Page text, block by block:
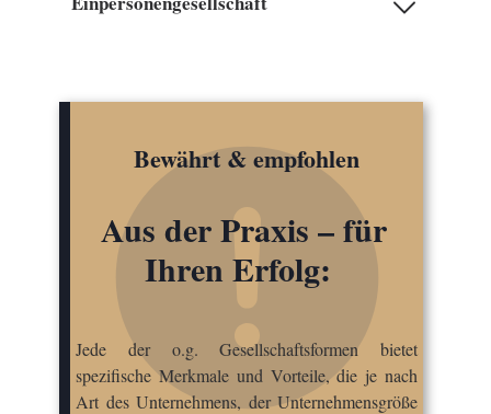
Bewährt & empfohlen
Aus der Praxis – für
Ihren Erfolg:
Jede der o.g. Gesellschaftsformen bietet
spezifische Merkmale und Vorteile, die je nach
Art des Unternehmens, der Unternehmensgröße